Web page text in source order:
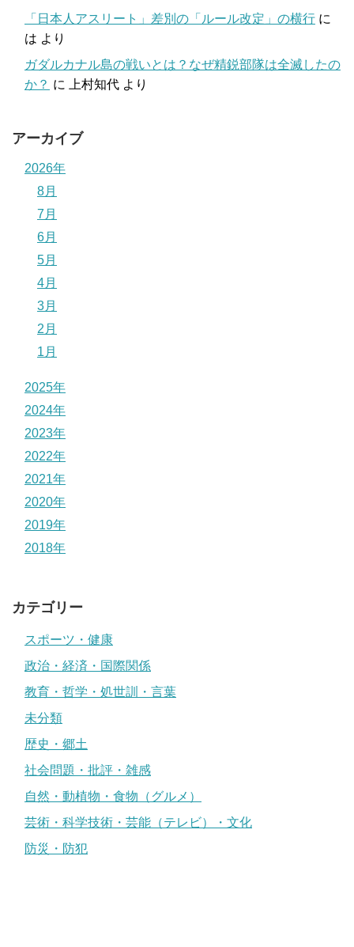
「日本人アスリート」差別の「ルール改定」の横行 に
は より
ガダルカナル島の戦いとは？なぜ精鋭部隊は全滅したの
か？ に 上村知代 より
アーカイブ
2026年
8月
7月
6月
5月
4月
3月
2月
1月
2025年
2024年
2023年
2022年
2021年
2020年
2019年
2018年
カテゴリー
スポーツ・健康
政治・経済・国際関係
教育・哲学・処世訓・言葉
未分類
歴史・郷土
社会問題・批評・雑感
自然・動植物・食物（グルメ）
芸術・科学技術・芸能（テレビ）・文化
防災・防犯